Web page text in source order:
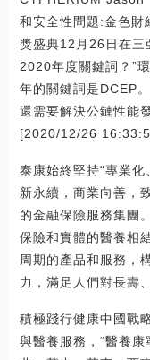
和安全性問題:金色財
獎盛典12月26日在三
2020年度關鍵詞？”
年的關鍵詞是DCEP
還需要解決公鏈性能
[2020/12/26
泰康始終堅持“專業化
新永續，商業向善，
的金融保險服務集團
保險和實體的醫養相
周期的產品和服務，
力，滿足人們對長壽
積極踐行健康中國戰
與醫養服務，“醫養